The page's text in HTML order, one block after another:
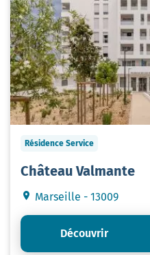
Résidence Service
Château Valmante
Marseille - 13009
Découvrir